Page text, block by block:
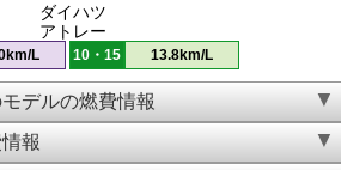
ダイハツ
アトレー
L 10・15 13.8km/L
デルの燃費情報
報